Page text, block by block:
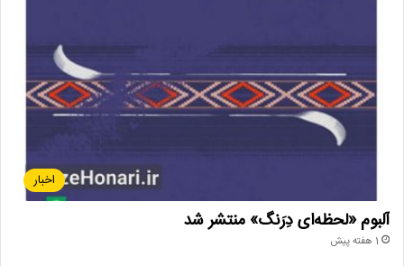
اخبار
آلبوم «لحظه‌ای دِرَنگ» منتشر شد
1 هفته پیش